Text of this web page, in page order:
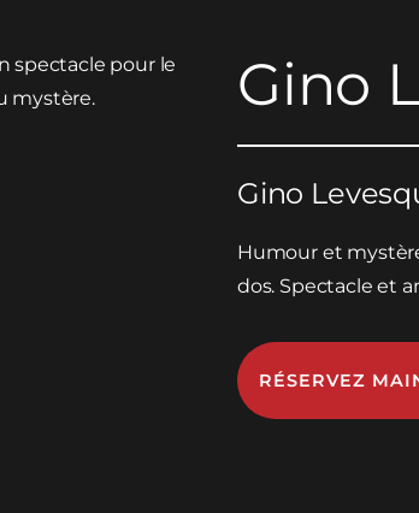
Gino
Gino
Humour et
dos. Spectacle et
RÉSERVEZ